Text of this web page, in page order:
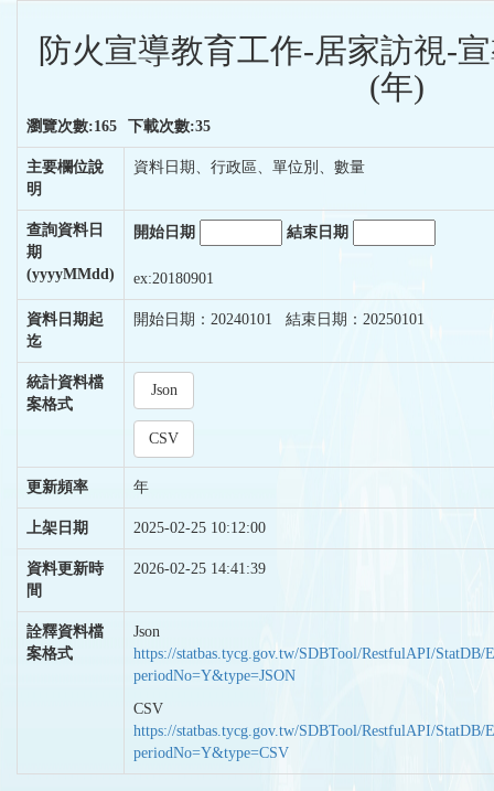
防火宣導教育工作-居家訪視-
(年)
瀏覽次數:165 下載次數:35
主要欄位說
明
資料日期、行政區、單位別、數量
查詢資料日
期
(yyyyMMdd)
開始日期 結束日期
ex:20180901
資料日期起
迄
開始日期：20240101 結束日期：20250101
統計資料檔
案格式
Json
CSV
更新頻率 年
上架日期 2025-02-25 10:12:00
資料更新時
間
2026-02-25 14:41:39
詮釋資料檔
案格式
Json
https://statbas.tycg.gov.tw/SDBTool/RestfulAPI/StatDB/
periodNo=Y&type=JSON
CSV
https://statbas.tycg.gov.tw/SDBTool/RestfulAPI/StatDB/
periodNo=Y&type=CSV